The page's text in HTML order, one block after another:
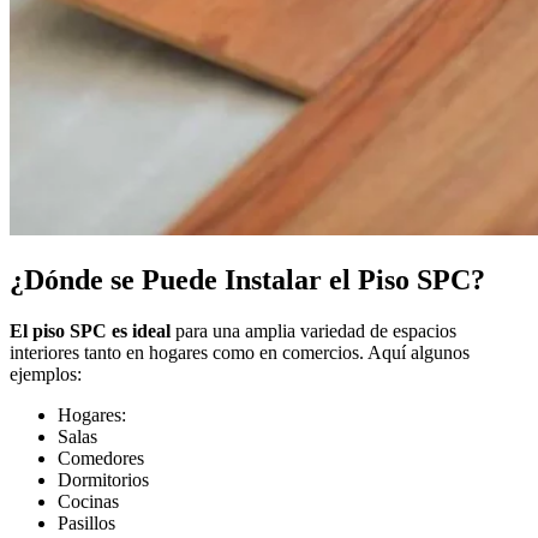
¿Dónde se Puede Instalar el Piso SPC?
El piso SPC es ideal para una amplia variedad de espacios
interiores tanto en hogares como en comercios. Aquí algunos
ejemplos:
Hogares:
Salas
Comedores
Dormitorios
Cocinas
Pasillos